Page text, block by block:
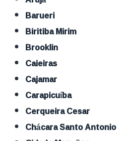
Barueri
Biritiba Mirim
Brooklin
Caieiras
Cajamar
Carapicuíba
Cerqueira Cesar
Chácara Santo Antonio